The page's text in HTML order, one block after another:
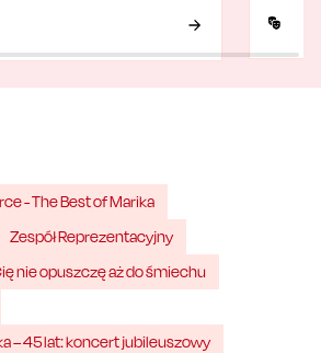
- The Best of Marika
Zespół Reprezentacyjny
nie opuszczę aż do śmiechu
– 45 lat: koncert jubileuszowy